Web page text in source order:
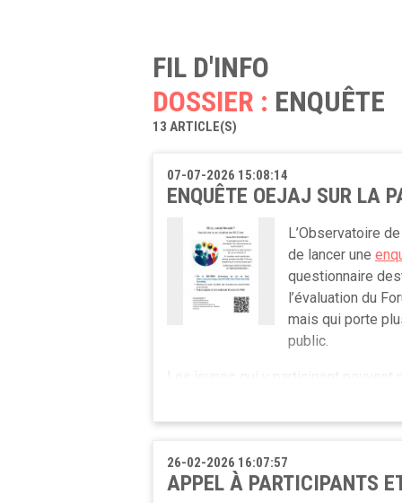
FIL D'INFO
DOSSIER : ENQUÊTE
13 ARTICLE(S)
07-07-2026 15:08:14
ENQUÊTE OEJAJ SUR LA
L’Observatoire
de lancer une
questionnaire
l’évaluation du
mais qui porte
public.
Les jeunes qui y participent peuvent
apprendre :
Qui tu es ; Comment tu participes
26-02-2026 16:07:57
APPEL À PARTICIPANTS